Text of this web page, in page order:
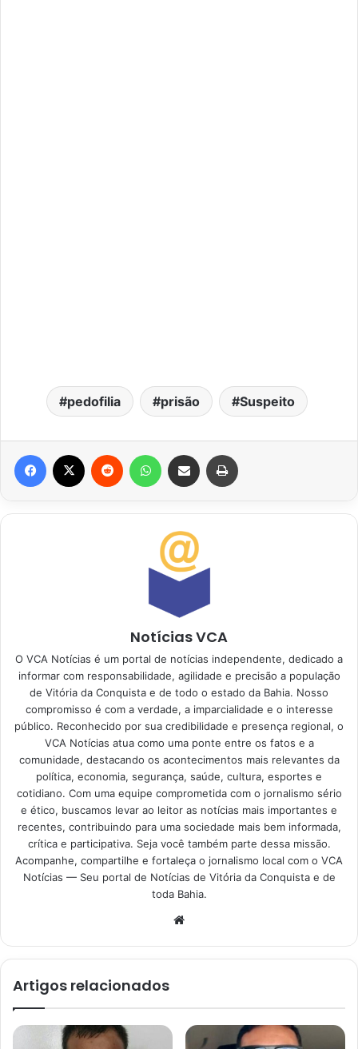
pedofilia prisão Suspeito
Facebook Reddit WhatsAppCompartilhar via e-mail
Notícias VCA
O VCA Notícias é um portal de notícias independente, dedicado a
informar com responsabilidade, agilidade e precisão a população
de Vitória da Conquista e de todo o estado da Bahia. Nosso
compromisso é com a verdade, a imparcialidade e o interesse
público. Reconhecido por sua credibilidade e presença regional, o
VCA Notícias atua como uma ponte entre os fatos e a
comunidade, destacando os acontecimentos mais relevantes da
política, economia, segurança, saúde, cultura, esportes e
cotidiano. Com uma equipe comprometida com o jornalismo sério
e ético, buscamos levar ao leitor as notícias mais importantes e
recentes, contribuindo para uma sociedade mais bem informada,
crítica e participativa. Seja você também parte dessa missão.
Acompanhe, compartilhe e fortaleça o jornalismo local com o VCA
Notícias — Seu portal de Notícias de Vitória da Conquista e de
toda Bahia.
Artigos relacionados